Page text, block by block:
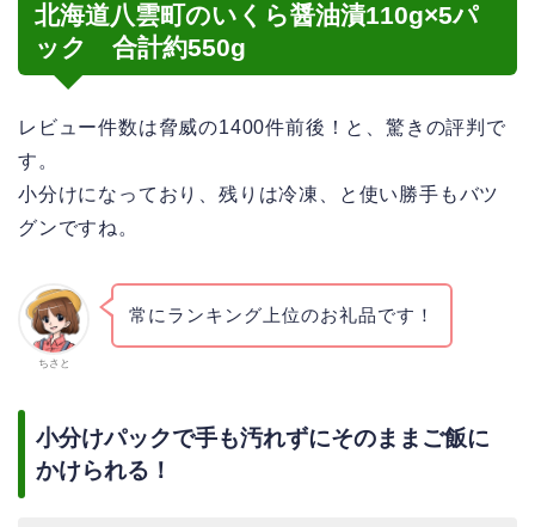
北海道八雲町のいくら醤油漬110g×5パ
ック 合計約550g
レビュー件数は脅威の1400件前後！と、驚きの評判で
す。
小分けになっており、残りは冷凍、と使い勝手もバツ
グンですね。
ちさと
常にランキング上位のお礼品です！
小分けパックで手も汚れずにそのままご飯に
かけられる！